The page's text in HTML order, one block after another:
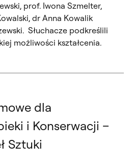
prof. Iwona Szmelter,
dr Anna Kowalik
Słuchacze podkreślili
możliwości kształcenia.
dla
i Konserwacji –
Sztuki